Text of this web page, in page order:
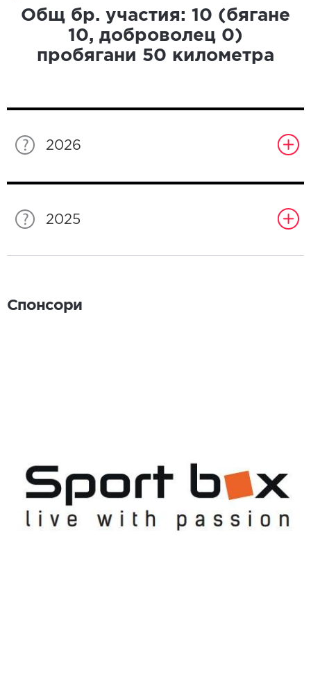
Общ бр. участия: 10 (бягане
10, доброволец 0)
пробягани 50 километра
2026
2025
Спонсори